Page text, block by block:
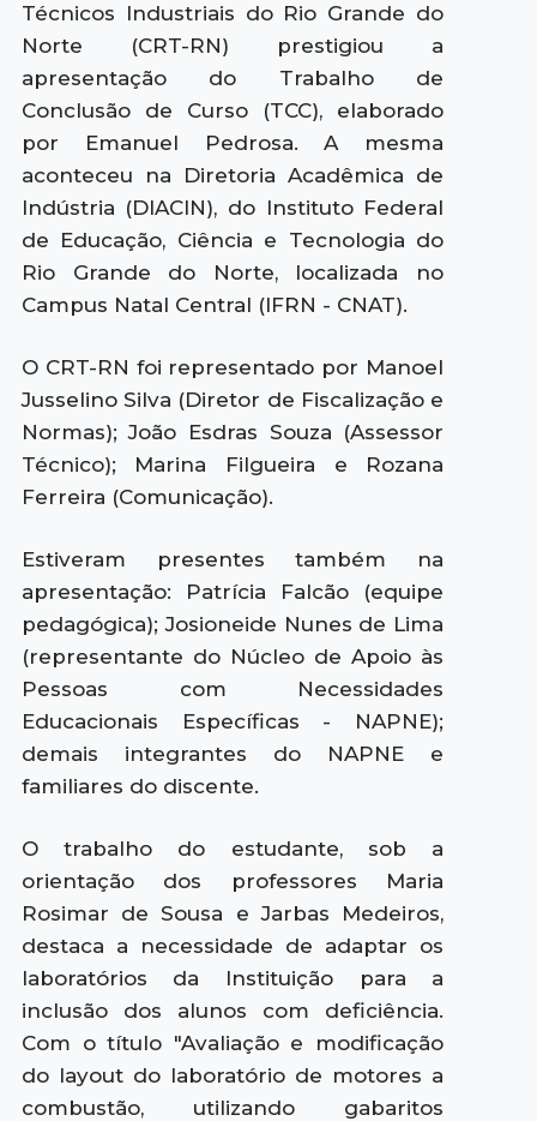
Técnicos Industriais do Rio Grande do
Norte (CRT-RN) prestigiou a
apresentação do Trabalho de
Conclusão de Curso (TCC), elaborado
por Emanuel Pedrosa. A mesma
aconteceu na Diretoria Acadêmica de
Indústria (DIACIN), do Instituto Federal
de Educação, Ciência e Tecnologia do
Rio Grande do Norte, localizada no
Campus Natal Central (IFRN - CNAT).
O CRT-RN foi representado por Manoel
Jusselino Silva (Diretor de Fiscalização e
Normas); João Esdras Souza (Assessor
Técnico); Marina Filgueira e Rozana
Ferreira (Comunicação).
Estiveram presentes também na
apresentação: Patrícia Falcão (equipe
pedagógica); Josioneide Nunes de Lima
(representante do Núcleo de Apoio às
Pessoas com Necessidades
Educacionais Específicas - NAPNE);
demais integrantes do NAPNE e
familiares do discente.
O trabalho do estudante, sob a
orientação dos professores Maria
Rosimar de Sousa e Jarbas Medeiros,
destaca a necessidade de adaptar os
laboratórios da Instituição para a
inclusão dos alunos com deficiência.
Com o título "Avaliação e modificação
do layout do laboratório de motores a
combustão, utilizando gabaritos